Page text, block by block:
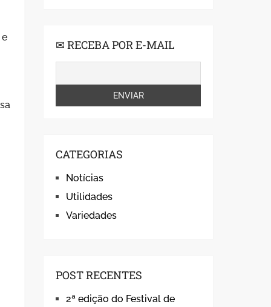
✉ RECEBA POR E-MAIL
CATEGORIAS
Notícias
Utilidades
Variedades
POST RECENTES
2ª edição do Festival de